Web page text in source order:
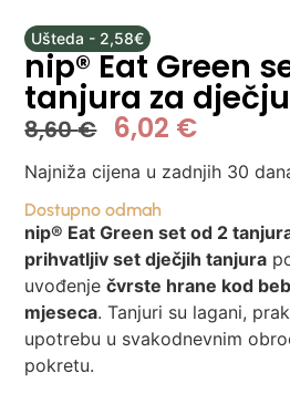
Ušteda - 2,58€
nip® Eat Green
tanjura za
8,60€ 6,02 €
Najniža cijena u zadnjih 30
Dostupno odmah
nip® Eat Green set od 2
prihvatljiv set dječjih tanjura
uvođenječvrste hrane kod
mjeseca. Tanjuri su lagani,
upotrebu u svakodnevnim
pokretu.